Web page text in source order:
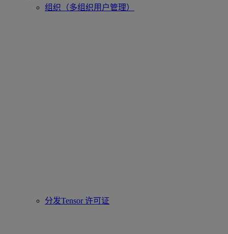
组织（多组织用户管理）
分发Tensor 许可证